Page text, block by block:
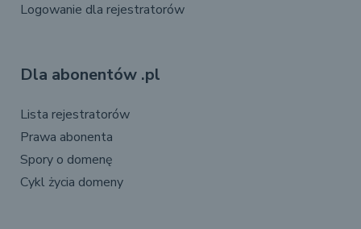
Logowanie dla rejestratorów
Dla abonentów .pl
Lista rejestratorów
Prawa abonenta
Spory o domenę
Cykl życia domeny